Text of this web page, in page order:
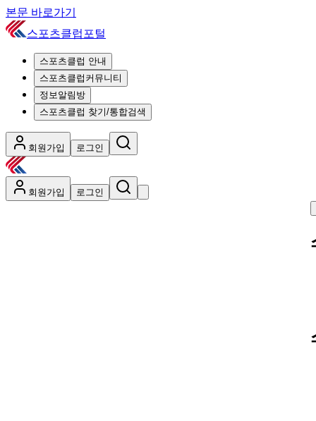
본문 바로가기
스포츠클럽포털
스포츠클럽 안내
스포츠클럽커뮤니티
정보알림방
스포츠클럽 찾기/통합검색
회원가입 로그인
회원가입 로그인